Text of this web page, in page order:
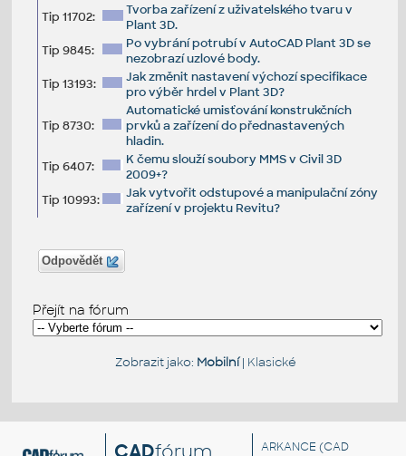
Tip 11702:
Tvorba zařízení z uživatelského tvaru v
Plant 3D.
Tip 9845:
Po vybrání potrubí v AutoCAD Plant 3D se
nezobrazí uzlové body.
Tip 13193:
Jak změnit nastavení výchozí specifikace
pro výběr hrdel v Plant 3D?
Tip 8730:
Automatické umisťování konstrukčních
prvků a zařízení do přednastavených
hladin.
Tip 6407:
K čemu slouží soubory MMS v Civil 3D
2009+?
Tip 10993:
Jak vytvořit odstupové a manipulační zóny
zařízení v projektu Revitu?
Odpovědět
Přejít na fórum
Zobrazit jako: Mobilní| Klasické
ARKANCE (CAD